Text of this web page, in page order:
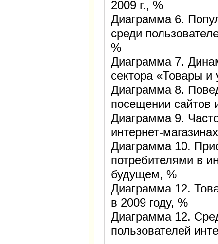
2009 г., %
Диаграмма 6.
среди
%
Диаграмма 7.
сектора «Товары и
Диаграмма 8.
посещении сайтов
Диаграмма 9.
интернет-
Диаграмма 10.
потребителями в
будущем, %
Диаграмма 12.
в 2009 году, %
Диаграмма 12.
пользователей